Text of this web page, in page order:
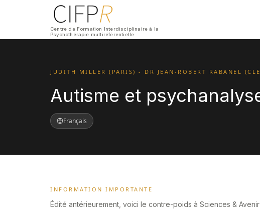
Centre de Formation Interdisciplinaire à la
Psychothérapie multiréférentielle
JUDITH MILLER (PARIS) - DR JEAN-ROBERT RABANEL
Autisme et
Français
INFORMATION IMPORTANTE
Édité antérieurement, voici le contre-poids à Sciences &